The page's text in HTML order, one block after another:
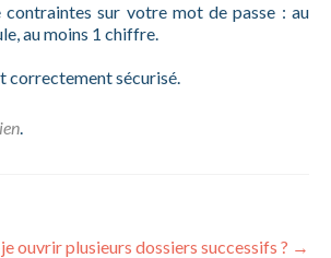
sur votre mot de passe : au
au moins 1 chiffre.
correctement sécurisé.
.
ouvrir plusieurs dossiers successifs ? →